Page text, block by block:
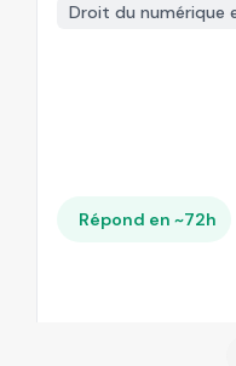
Droit du numérique
Répond en ~72h